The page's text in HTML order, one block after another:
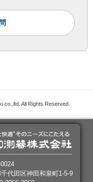
co.,ltd. All Rights Reserved.
代田区神田和泉町1-5-9